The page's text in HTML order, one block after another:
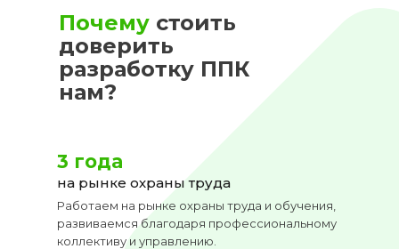
3 года
на рынке охраны труда
Работаем на рынке охраны труда и обучения,
развиваемся благодаря профессиональному
коллективу и управлению.
Почему стоить
доверить
разработку ППК
нам?